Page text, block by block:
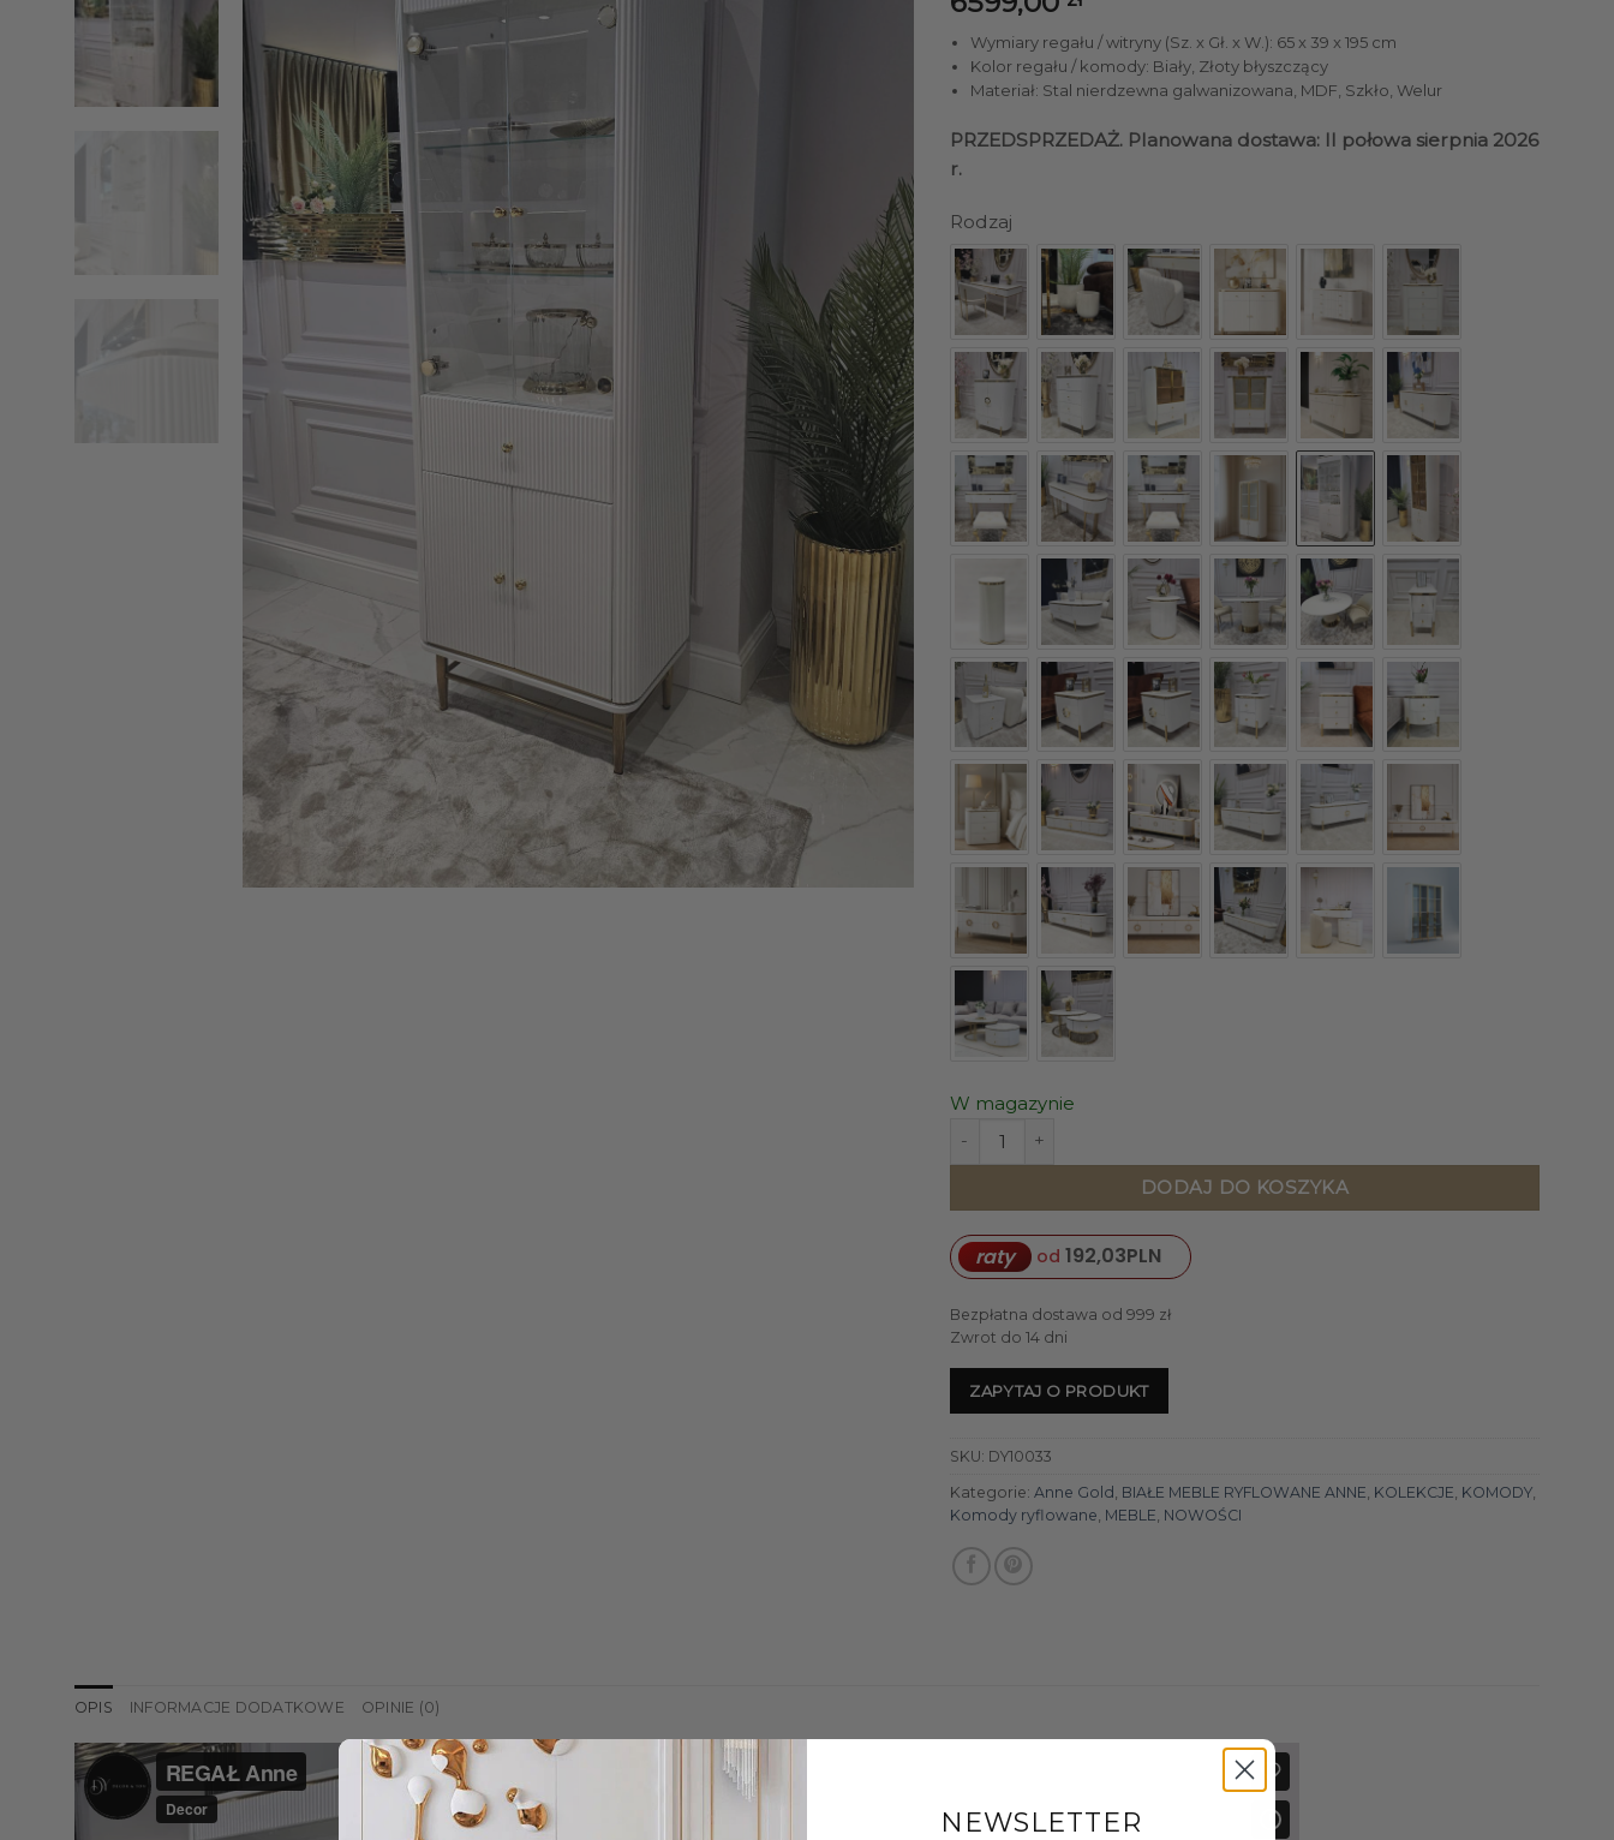
Wymiary regału / witryny (Sz. x Gł. x W.): 65 x 39 x 195 cm
Kolor regału / komody: Biały, Złoty błyszczący
Materiał: Stal nierdzewna galwanizowana, MDF, Szkło, Welur
PRZEDSPRZEDAŻ. Planowana dostawa: II połowa sierpnia 2026
r.
Rodzaj
W magazynie
ilość REGAŁ Anne biały, ryflowany, szklana witryna, 1 szuflada, 1 para drzwi,
DODAJ DO KOSZYKA
raty od 192,03PLN
Bezpłatna dostawa od 999 zł
Zwrot do 14 dni
ZAPYTAJ O PRODUKT
SKU: DY10033
Kategorie:Anne Gold BIAŁE MEBLE RYFLOWANE ANNE KOLEKCJE KOMODY
Komody ryflowane MEBLE NOWOŚCI
OPIS INFORMACJE DODATKOWE OPINIE (0)
NEWSLETTER